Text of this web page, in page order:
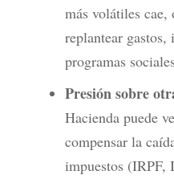
más volátiles
replantear gastos,
programas
Presión sobre
Hacienda puede
compensar la
impuestos (IRPF,